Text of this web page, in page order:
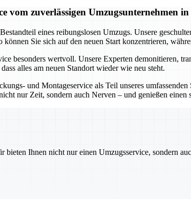
vom zuverlässigen Umzugsunternehmen
eines reibungslosen Umzugs. Unsere
Sie sich auf den neuen Start konzentrieren,
besonders wertvoll. Unsere Experten demonitieren,
alles am neuen Standort wieder wie neu steht.
und Montageservice als Teil unseres
nur Zeit, sondern auch Nerven – und genießen
Ihnen nicht nur einen Umzugsservice, sondern